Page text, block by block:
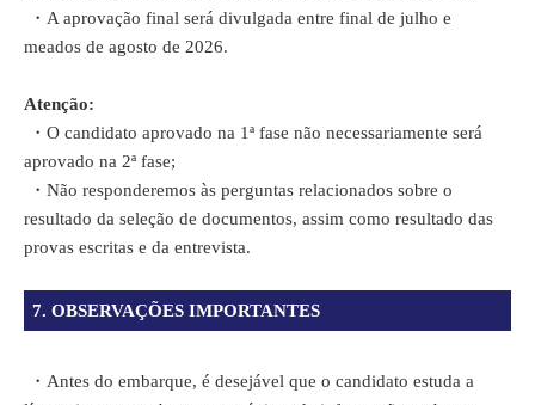
・ A aprovação final será divulgada entre final de julho e
meados de agosto de 2026.
Atenção:
・O candidato aprovado na 1ª fase não necessariamente será
aprovado na 2ª fase;
・ Não responderemos às perguntas relacionados sobre o
resultado da seleção de documentos, assim como resultado das
provas escritas e da entrevista.
7. OBSERVAÇÕES IMPORTANTES
・ Antes do embarque, é desejável que o candidato estuda a